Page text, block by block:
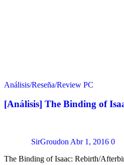
Análisis/Reseña/Review PC
[Análisis] The Binding of
SirGroudon Abr 1, 2016 0
The Binding of Isaac: Rebirth/